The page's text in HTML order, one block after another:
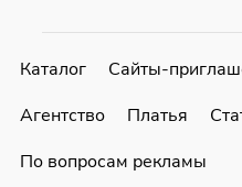
Каталог Сайты-
Агентство
Платья
По вопросам рекламы